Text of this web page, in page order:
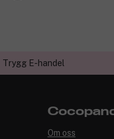
Trygg E-handel
Om oss